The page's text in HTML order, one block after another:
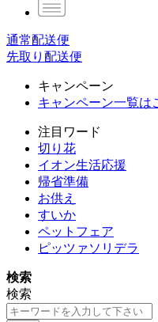
通常配送便
先取り配送便
キャンペーン
キャンペーン一覧は
注目ワード
切り花
イオン生活応援
帰省準備
お供え
すいか
ペットフェア
ピッツァソリデラ
検索
検索